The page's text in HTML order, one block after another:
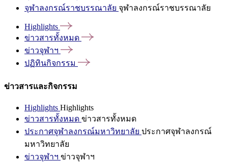
จุฬาลงกรณ์ราชบรรณาลัย จุฬาลงกรณ์ราชบรรณาลัย
Highlights
ข่าวสารทั้งหมด
ข่าวจุฬาฯ
ปฏิทินกิจกรรม
ข่าวสารและกิจกรรม
Highlights Highlights
ข่าวสารทั้งหมด ข่าวสารทั้งหมด
ประกาศจุฬาลงกรณ์มหาวิทยาลัย ประกาศจุฬาลงกรณ์
มหาวิทยาลัย
ข่าวจุฬาฯ ข่าวจุฬาฯ